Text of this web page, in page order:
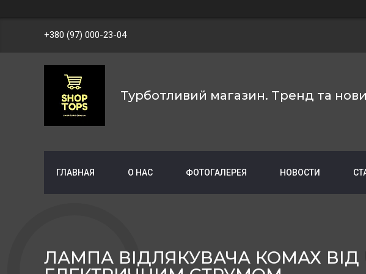
+380 (97) 000-23-04
Турботливий магазин. Тренд та
ГЛАВНАЯ О НАС ФОТОГАЛЕРЕЯ НОВОСТИ
ЛАМПА ВІДЛЯКУВАЧА КОМАХ ВІД